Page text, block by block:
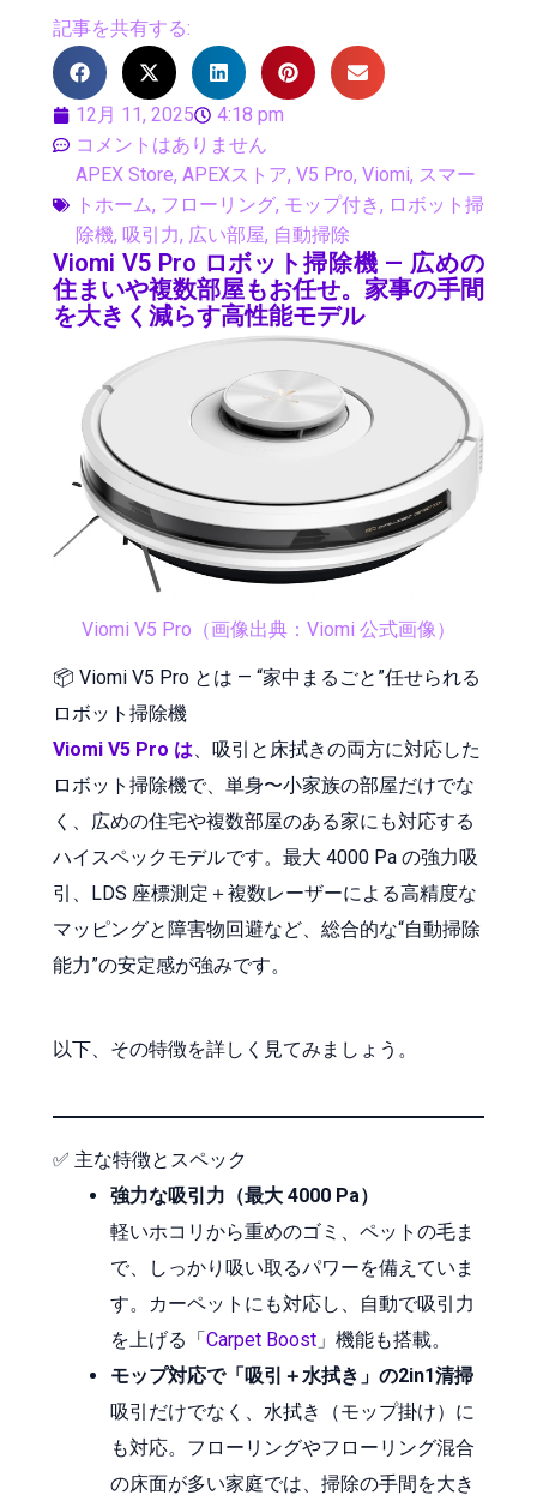
記事を共有する:
12月 11, 2025
4:18 pm
コメントはありません
APEX Store, APEXストア, V5 Pro, Viomi, スマー
トホーム, フローリング, モップ付き, ロボット掃
除機, 吸引力, 広い部屋, 自動掃除
Viomi V5 Pro ロボット掃除機 — 広めの
住まいや複数部屋もお任せ。家事の手間
を大きく減らす高性能モデル
Viomi V5 Pro（画像出典：Viomi 公式画像）
📦 Viomi V5 Pro とは — “家中まるごと”任せられる
ロボット掃除機
Viomi V5 Pro は、吸引と床拭きの両方に対応した
ロボット掃除機で、単身〜小家族の部屋だけでな
く、広めの住宅や複数部屋のある家にも対応する
ハイスペックモデルです。最大 4000 Pa の強力吸
引、LDS 座標測定＋複数レーザーによる高精度な
マッピングと障害物回避など、総合的な“自動掃除
能力”の安定感が強みです。
以下、その特徴を詳しく見てみましょう。
✅ 主な特徴とスペック
強力な吸引力（最大 4000 Pa）
軽いホコリから重めのゴミ、ペットの毛ま
で、しっかり吸い取るパワーを備えていま
す。カーペットにも対応し、自動で吸引力
を上げる「Carpet Boost 」機能も搭載。
モップ対応で「吸引＋水拭き」の2in1清掃
吸引だけでなく、水拭き（モップ掛け）に
も対応。フローリングやフローリング混合
の床面が多い家庭では、掃除の手間を大き